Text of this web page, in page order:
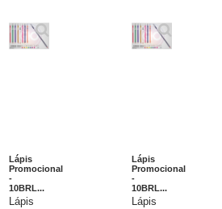
Lápis
Promocional
-
10BRL...
Lápis
Lápis
Promocional
-
10BRL...
Lápis